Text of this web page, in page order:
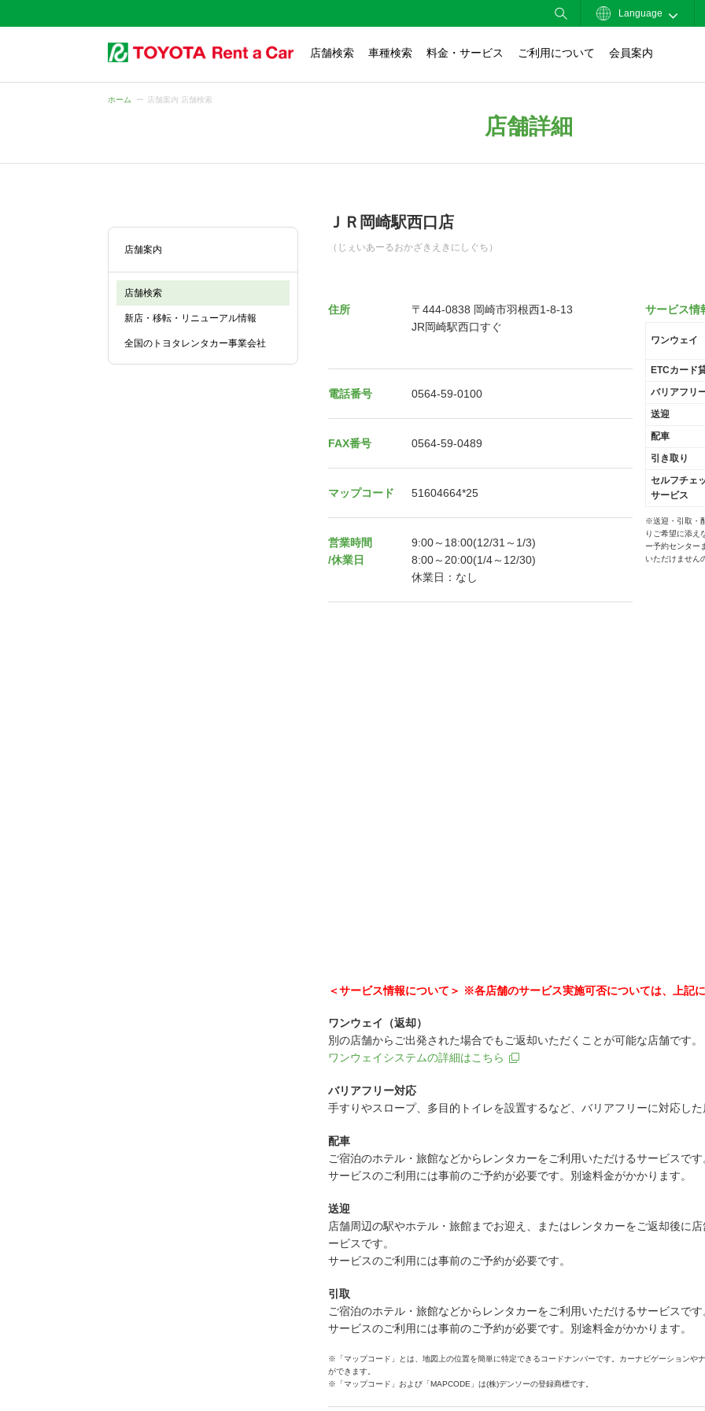
Language
店舗検索 車種検索 料金・サービス ご利用について 会員案内
ホーム 店舗案内 店舗検索
店舗詳細
店舗案内
店舗検索
新店・移転・リニューアル情報
全国のトヨタレンタカー事業会社
ＪＲ岡崎駅西口店
（じぇいあーるおかざきえきにしぐち）
住所
〒444-0838 岡崎市羽根西1-8-13
JR岡崎駅西口すぐ
電話番号 0564-59-0100
FAX番号 0564-59-0489
マップコード 51604664*25
営業時間
/休業日
9:00～18:00(12/31～1/3)
8:00～20:00(1/4～12/30)
休業日：なし
サービス情
ワンウェイ
ETCカード
バリアフリ
送迎
配車
引き取り
セルフチェ
サービス
※送迎・引取・
りご希望に添え
ー予約センター
いただけません
＜サービス情報について＞ ※各店舗のサービス実施可否については、上記
ワンウェイ（返却）
別の店舗からご出発された場合でもご返却いただくことが可能な店舗です。
ワンウェイシステムの詳細はこちら
バリアフリー対応
手すりやスロープ、多目的トイレを設置するなど、バリアフリーに対応した
配車
ご宿泊のホテル・旅館などからレンタカーをご利用いただけるサービスです
サービスのご利用には事前のご予約が必要です。別途料金がかかります。
送迎
店舗周辺の駅やホテル・旅館までお迎え、またはレンタカーをご返却後に
ービスです。
サービスのご利用には事前のご予約が必要です。
引取
ご宿泊のホテル・旅館などからレンタカーをご利用いただけるサービスです
サービスのご利用には事前のご予約が必要です。別途料金がかかります。
※「マップコード」とは、地図上の位置を簡単に特定できるコードナンバーです。カーナビゲーションや
ができます。
※「マップコード」および「MAPCODE」は(株)デンソーの登録商標です。